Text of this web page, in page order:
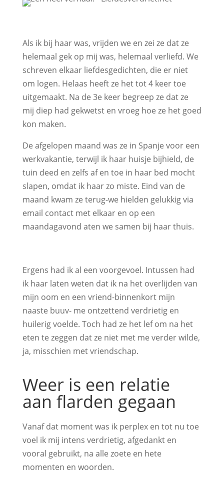
Als ik bij haar was, vrijden we en zei ze dat ze
helemaal gek op mij was, helemaal verliefd. We
schreven elkaar liefdesgedichten, die er niet
om logen. Helaas heeft ze het tot 4 keer toe
uitgemaakt. Na de 3e keer begreep ze dat ze
mij diep had gekwetst en vroeg hoe ze het goed
kon maken.
De afgelopen maand was ze in Spanje voor een
werkvakantie, terwijl ik haar huisje bijhield, de
tuin deed en zelfs af en toe in haar bed mocht
slapen, omdat ik haar zo miste. Eind van de
maand kwam ze terug-we hielden gelukkig via
email contact met elkaar en op een
maandagavond aten we samen bij haar thuis.
Ergens had ik al een voorgevoel. Intussen had
ik haar laten weten dat ik na het overlijden van
mijn oom en een vriend-binnenkort mijn
naaste buuv- me ontzettend verdrietig en
huilerig voelde. Toch had ze het lef om na het
eten te zeggen dat ze niet met me verder wilde,
ja, misschien met vriendschap.
Weer is een relatie
aan flarden gegaan
Vanaf dat moment was ik perplex en tot nu toe
voel ik mij intens verdrietig, afgedankt en
vooral gebruikt, na alle zoete en hete
momenten en woorden.